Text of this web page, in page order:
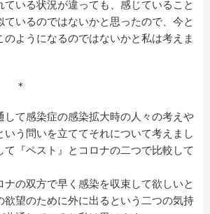
いる状況が違っても、感じていること
ているのではないかと思ったので、今と
のようになるのではないかと私は考えま
て感染症の感染拡大時の人々の考えや
いう問いを立ててそれについて考えまし
て『ペスト』とコロナの二つで比較して
の双方で早く感染を収束して欲しいと
欲望のために外に出るという二つの気持